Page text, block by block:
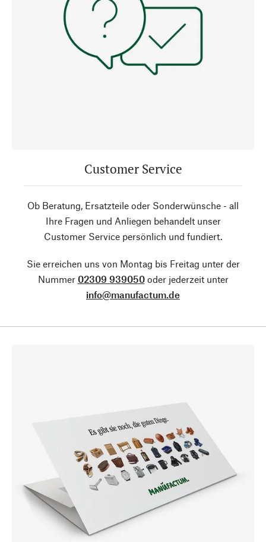
Customer Service
Ob Beratung, Ersatzteile oder Sonderwünsche - all
Ihre Fragen und Anliegen behandelt unser
Customer Service persönlich und fundiert.
Sie erreichen uns von Montag bis Freitag unter der
Nummer 02309 939050oder jederzeit unter
info@manufactum.de